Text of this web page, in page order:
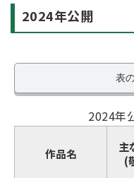
2024年公開
表
2024年
作品名
主
(